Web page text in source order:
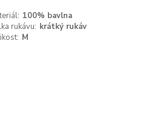
100% bavlna
rukávu: krátký rukáv
M